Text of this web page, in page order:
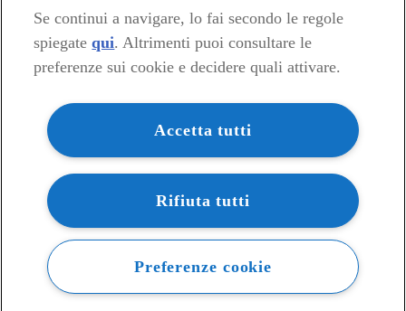
© 2020 Zanichelli Editore spa
Contatti e recapiti
my.zanichelli.it
Filiali e agenzie
Acquisti: informazioni precontrattuali
Area stampa
Privacy
Se continui a navigare, lo fai secondo le regole
spiegate qui. Altrimenti puoi consultare le
preferenze sui cookie e decidere quali attivare.
Accetta tutti
Rifiuta tutti
Preferenze cookie